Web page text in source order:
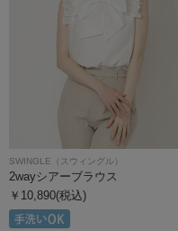
SWINGLE（スウィングル）
2wayシアーブラウス
￥10,890(税込)